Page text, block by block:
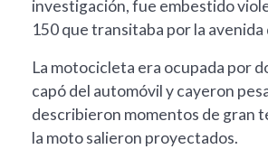
investigación, fue embestido
150 que transitaba por la avenida
La motocicleta era ocupada por
capó del automóvil y cayeron
describieron momentos de gran
la moto salieron proyectados.